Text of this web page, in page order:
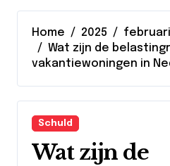
Home 2025 februari
Wat zijn de
vakantiewoningen in
Schuld
Wat zijn de